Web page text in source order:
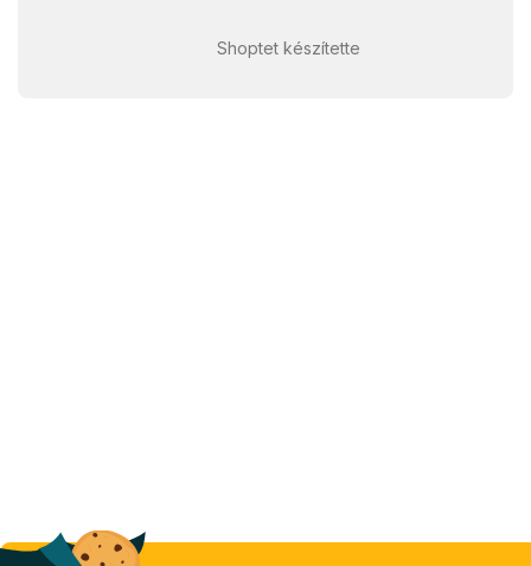
Shoptet készítette